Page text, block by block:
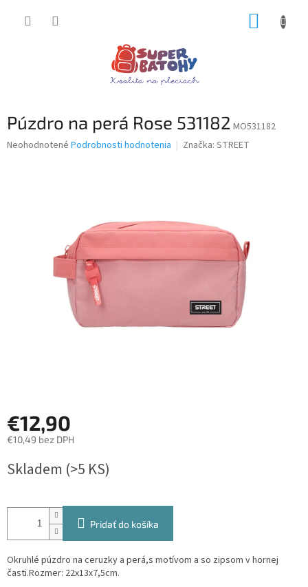
Púzdro na perá Rose 531182 MO531182
Priemerné
Neohodnotené Podrobnosti hodnotenia Značka: STREET
€12,90
€10,49 bez DPH
cena:
Skladem (>5 KS)
Pridať do košíka
Okruhlé púzdro na ceruzky a perá,s motívom a so zipsom v hornej
časti.Rozmer: 22x13x7,5cm.